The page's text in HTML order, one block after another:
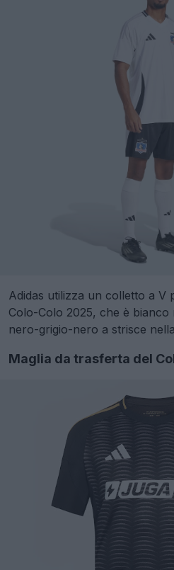
Adidas utilizza un colletto a V
Colo-Colo 2025, che è
nero-grigio-nero a strisce
Maglia da trasferta del